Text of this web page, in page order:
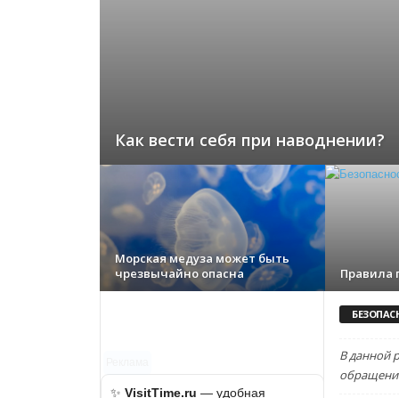
Как вести себя при наводнении?
Морская медуза может быть
чрезвычайно опасна
Правила
В данной
✨ VisitTime.ru — удобная